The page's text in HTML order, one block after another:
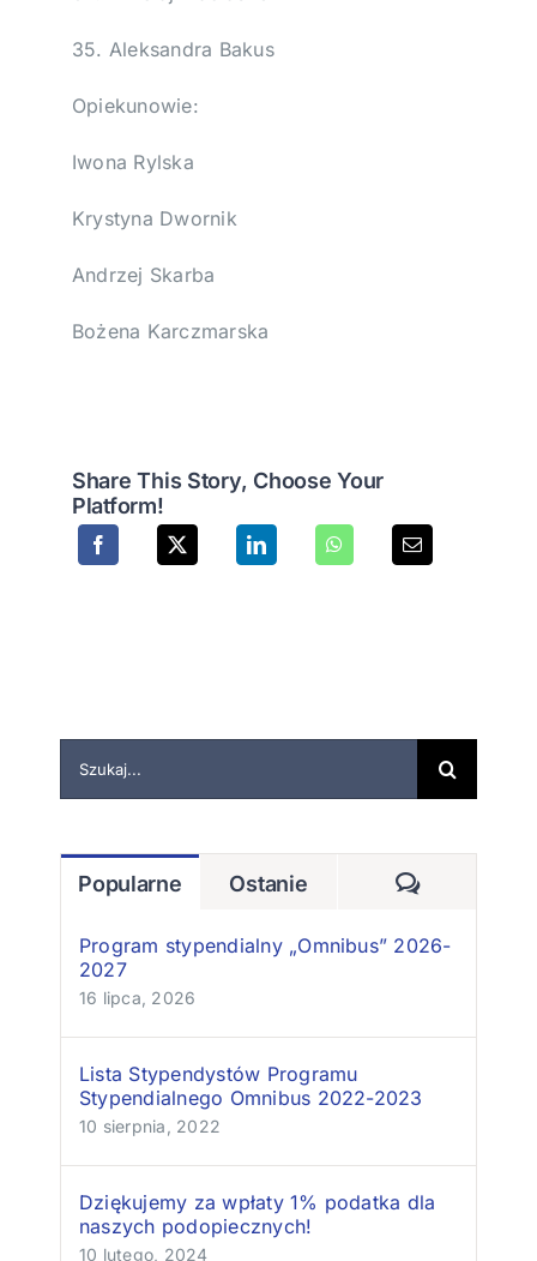
35. Aleksandra Bakus
Opiekunowie:
Iwona Rylska
Krystyna Dwornik
Andrzej Skarba
Bożena Karczmarska
Share This Story, Choose Your
Platform!
Popularne Ostanie
Program stypendialny „Omnibus” 2026-
2027
16 lipca, 2026
Lista Stypendystów Programu
Stypendialnego Omnibus 2022-2023
10 sierpnia, 2022
Dziękujemy za wpłaty 1% podatka dla
naszych podopiecznych!
10 lutego, 2024